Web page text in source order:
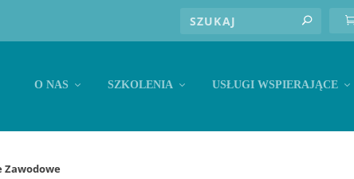
O NAS SZKOLENIA USŁUGI WSPIERAJĄCE
Zawodowe